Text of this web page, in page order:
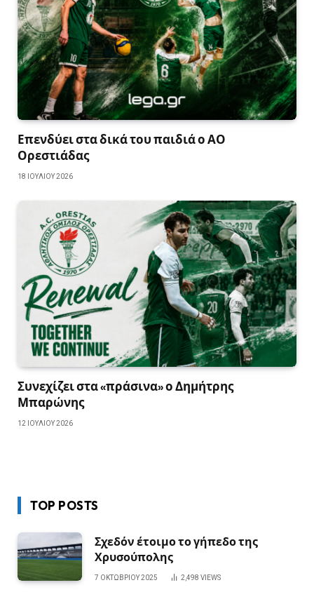
Επενδύει στα δικά του παιδιά ο ΑΟ
Ορεστιάδας
18 ΙΟΥΛΊΟΥ 2026
Συνεχίζει στα «πράσινα» ο Δημήτρης
Μπαρώνης
12 ΙΟΥΛΊΟΥ 2026
TOP POSTS
Σχεδόν έτοιμο το γήπεδο της
Χρυσούπολης
7 ΟΚΤΩΒΡΊΟΥ 2025 2,498 VIEWS